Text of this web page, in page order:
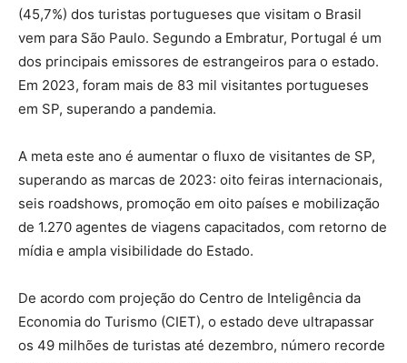
(45,7%) dos turistas portugueses que visitam o Brasil
vem para São Paulo. Segundo a Embratur, Portugal é um
dos principais emissores de estrangeiros para o estado.
Em 2023, foram mais de 83 mil visitantes portugueses
em SP, superando a pandemia.
A meta este ano é aumentar o fluxo de visitantes de SP,
superando as marcas de 2023: oito feiras internacionais,
seis roadshows, promoção em oito países e mobilização
de 1.270 agentes de viagens capacitados, com retorno de
mídia e ampla visibilidade do Estado.
De acordo com projeção do Centro de Inteligência da
Economia do Turismo (CIET), o estado deve ultrapassar
os 49 milhões de turistas até dezembro, número recorde